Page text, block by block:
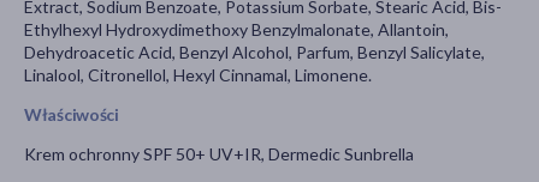
Extract, Sodium Benzoate, Potassium Sorbate, Stearic Acid, Bis-
Ethylhexyl Hydroxydimethoxy Benzylmalonate, Allantoin,
Dehydroacetic Acid, Benzyl Alcohol, Parfum, Benzyl Salicylate,
Linalool, Citronellol, Hexyl Cinnamal, Limonene.
Właściwości
Krem ochronny SPF 50+ UV+IR, Dermedic Sunbrella